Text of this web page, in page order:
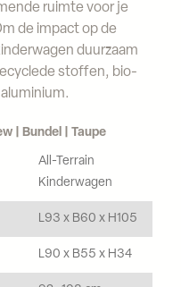
ruimte voor je
de impact op de
duurzaam
stoffen, bio-
| Bundel | Taupe
All-Terrain
Kinderwagen
L93 x B60 x H105
L90 x B55 x H34